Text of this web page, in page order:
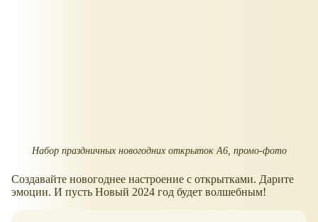
Набор праздничных новогодних открыток А6, промо-фото
Создавайте новогоднее настроение с открытками. Дарите
эмоции. И пусть Новый 2024 год будет волшебным!